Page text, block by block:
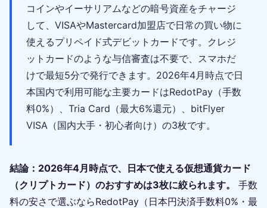
コインやイーサリアムなどの暗号資産をチャージ
して、VISAやMastercard加盟店で日常の買い物に
使えるプリペイド式デビットカードです。クレジ
ットカードのような与信審査は不要で、スマホだ
けで最短5分で発行できます。2026年4月時点で日
本国内で利用可能な主要カードはRedotPay（手数
料0%）、Tria Card（最大6%還元）、bitFlyer
VISA（国内大手・初心者向け）の3枚です。
結論：2026年4月時点で、日本で使える仮想通貨カード
（クリプトカード）のおすすめは3枚に絞られます。
手数
料の安さで選ぶならRedotPay（日本円決済手数料0%・最